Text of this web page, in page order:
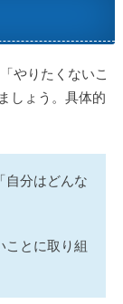
やりたくないこ
しょう。具体的
自分はどんな
ことに取り組